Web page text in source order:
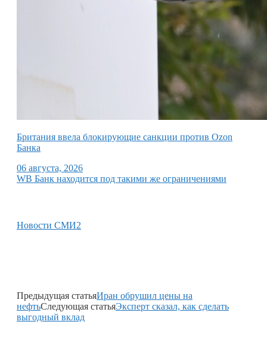
Британия ввела блокирующие санкции против Ozon
Банка
06 августа, 2026
WB Банк находится под такими же ограничениями
Новости СМИ2
Предыдущая статьяИран обрушил цены на
нефтьСледующая статьяЭксперт сказал, как сделать
выгодный вклад